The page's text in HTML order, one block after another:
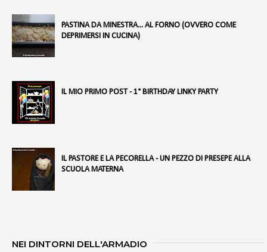
PASTINA DA MINESTRA... AL FORNO (OVVERO COME
DEPRIMERSI IN CUCINA)
IL MIO PRIMO POST - 1° BIRTHDAY LINKY PARTY
IL PASTORE E LA PECORELLA - UN PEZZO DI PRESEPE ALLA
SCUOLA MATERNA
NEI DINTORNI DELL'ARMADIO